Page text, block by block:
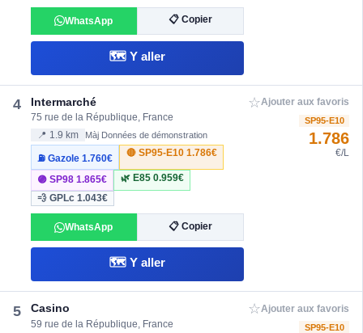
WhatsApp 📋 Copier
🗺️ Y aller
4 Intermarché
75 rue de la République, France
📍 1.9 km Màj Données de démonstration
⛽ Gazole1.760€
🔴 SP95-E10 1.786€
🟣 SP981.865€ 🌿 E85 0.959€
💨 GPLc1.043€
WhatsApp 📋 Copier
🗺️ Y aller
☆Ajouter aux favoris
SP95-E10
1.786
€/L
5 Casino
59 rue de la République, France
☆Ajouter aux favoris
SP95-E10